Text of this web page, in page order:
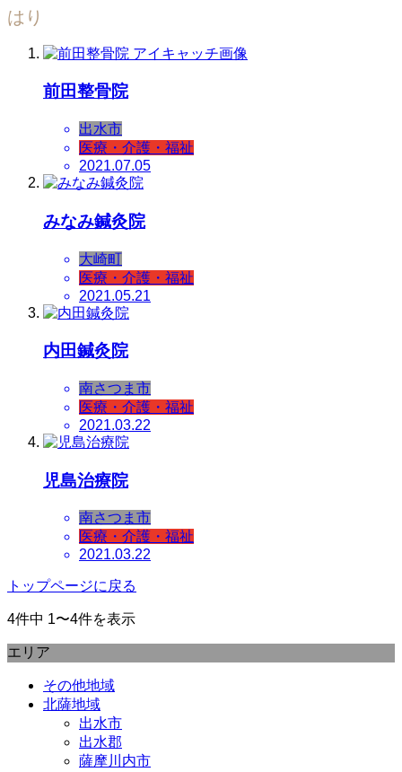
はり
前田整骨院
出水市
医療・介護・福祉
2021.07.05
みなみ鍼灸院
大崎町
医療・介護・福祉
2021.05.21
内田鍼灸院
南さつま市
医療・介護・福祉
2021.03.22
児島治療院
南さつま市
医療・介護・福祉
2021.03.22
トップページに戻る
4件中 1〜4件を表示
エリア
その他地域
北薩地域
出水市
出水郡
薩摩川内市